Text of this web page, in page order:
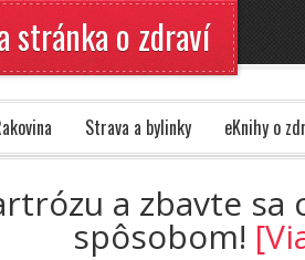
stránka o zdraví
Strava a bylinky eKnihy o
a zbavte
spôsobom!